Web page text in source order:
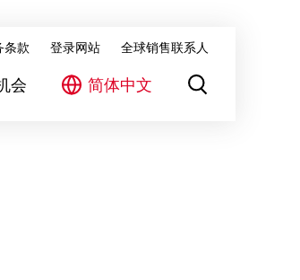
条款 登录网站 全球销售联系人
会 简体中文